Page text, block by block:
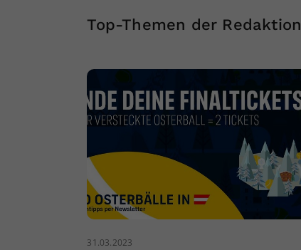
Top-Themen der Redaktion
31.03.2023